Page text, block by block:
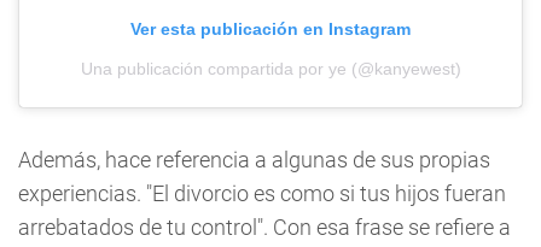
Ver esta publicación en Instagram
Una publicación compartida por ye (@kanyewest)
Además, hace referencia a algunas de sus propias
experiencias. "El divorcio es como si tus hijos fueran
arrebatados de tu control". Con esa frase se refiere a